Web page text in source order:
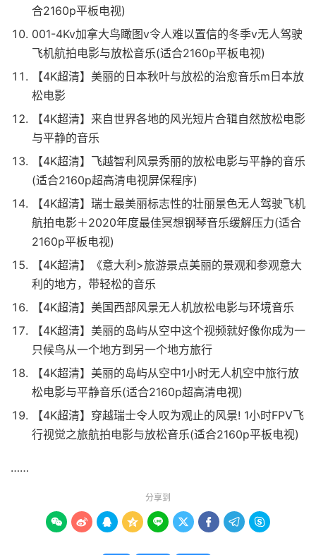
合2160p平板电视)
001-4Kv加拿大鸟瞰图v令人难以置信的冬季v无人驾驶
飞机航拍电影与放松音乐(适合2160p平板电视)
【4K超清】美丽的日本秋叶与放松的治愈音乐m日本放
松电影
【4K超清】来自世界各地的风光短片合辑自然放松电影
与平静的音乐
【4K超清】飞越智利风景秀丽的放松电影与平静的音乐
(适合2160p超高清电视屏保程序)
【4K超清】瑞士最美丽标志性的壮丽景色无人驾驶飞机
航拍电影＋2020年度最佳冥想钢琴音乐缓解压力(适合
2160p平板电视)
【4K超清】《意大利>旅游景点美丽的景观和参观意大
利的地方，带轻松的音乐
【4K超清】美国西部风景无人机放松电影与环境音乐
【4K超清】美丽的岛屿从空中这个视频就好像你成为一
只候鸟从一个地方到另一个地方旅行
【4K超清】美丽的岛屿从空中1小时无人机空中旅行放
松电影与平静音乐(适合2160p超高清电视)
【4K超清】穿越瑞士令人叹为观止的风景! 1小时FPV飞
行视觉之旅航拍电影与放松音乐(适合2160p平板电视)
……
分享到
        